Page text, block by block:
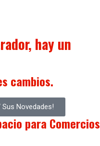
hay un
cambios.
Novedades!
para Comercios